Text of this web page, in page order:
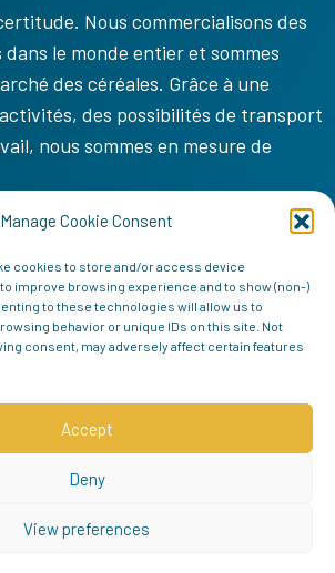
Manage Cookie Consent
cookies to store and/or access device
improve browsing experience and to show (non-)
to these technologies will allow us to
behavior or unique IDs on this site. Not
consent, may adversely affect certain features
Accept
Deny
View preferences
Nous commercialisons des
le monde entier et sommes
des céréales. Grâce à une
des possibilités de transport
nous sommes en mesure de